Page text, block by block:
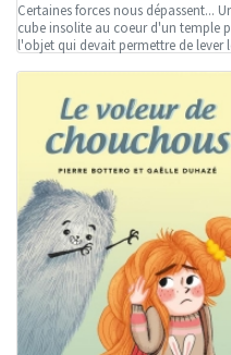
Certaines forces nous dépassent...
cube insolite au coeur d'un temple
l'objet qui devait permettre de lever